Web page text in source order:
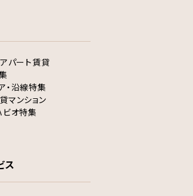
アパート賃貸
・沿線特集
マンション
ビオ特集
ス